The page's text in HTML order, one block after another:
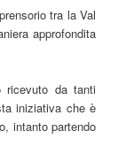
tra la Val
approfondita
ricevuto da tanti
iniziativa che è
intanto partendo